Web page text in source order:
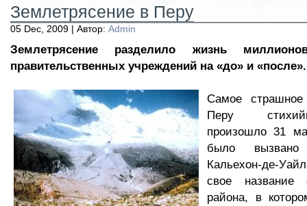
Землетрясение в Перу
05 Dec, 2009 | Автор: Admin
Землетрясение разделило жизнь
правительственных учреждений на «до» и «после».
Самое
Перу
произошло 31
было вызвано
Кальехон-де-
свое название
района, в